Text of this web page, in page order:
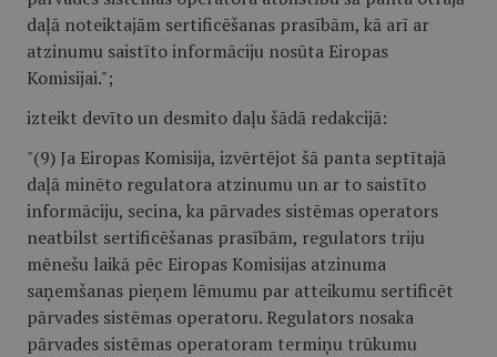
daļā noteiktajām sertificēšanas prasībām, kā arī ar
atzinumu saistīto informāciju nosūta Eiropas
Komisijai.";
izteikt devīto un desmito daļu šādā redakcijā:
"(9) Ja Eiropas Komisija, izvērtējot šā panta septītajā
daļā minēto regulatora atzinumu un ar to saistīto
informāciju, secina, ka pārvades sistēmas operators
neatbilst sertificēšanas prasībām, regulators triju
mēnešu laikā pēc Eiropas Komisijas atzinuma
saņemšanas pieņem lēmumu par atteikumu sertificēt
pārvades sistēmas operatoru. Regulators nosaka
pārvades sistēmas operatoram termiņu trūkumu